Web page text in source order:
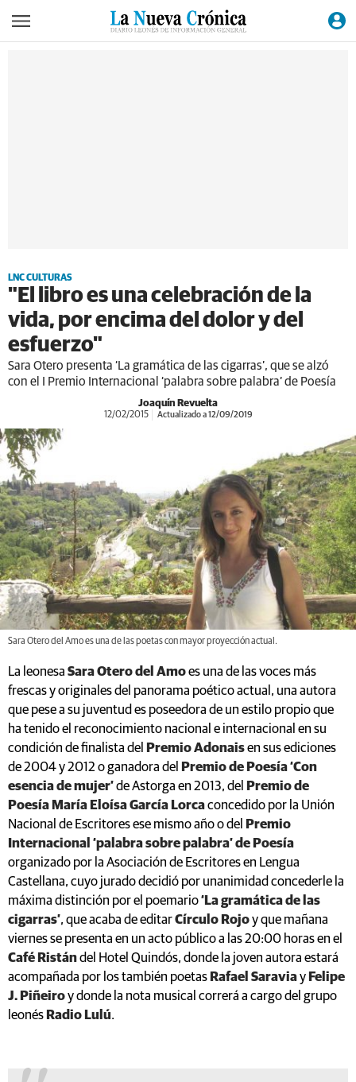
LNC CULTURAS
"El libro es una celebración de la
vida, por encima del dolor y del
esfuerzo"
Sara Otero presenta ‘La gramática de las cigarras’, que se alzó
con el I Premio Internacional ‘palabra sobre palabra’ de Poesía
Joaquín Revuelta
12/02/2015 Actualizado a 12/09/2019
Sara Otero del Amo es una de las poetas con mayor proyección actual.
La leonesa Sara Otero del Amoes una de las voces más
frescas y originales del panorama poético actual, una autora
que pese a su juventud es poseedora de un estilo propio que
ha tenido el reconocimiento nacional e internacional en su
condición de finalista del
Premio Adonaisen sus ediciones
de 2004 y 2012 o ganadora del
Premio de Poesía ‘Con
esencia de mujer’de Astorga en 2013, del
Premio de
Poesía María Eloísa García Lorcaconcedido por la Unión
Nacional de Escritores ese mismo año o del
Premio
Internacional ‘palabra sobre palabra’ de Poesía
organizado por la Asociación de Escritores en Lengua
Castellana, cuyo jurado decidió por unanimidad concederle la
máxima distinción por el poemario‘La gramática de las
cigarras’, que acaba de editarCírculo Rojoy que mañana
viernes se presenta en un acto público a las 20:00 horas en el
Café Ristándel Hotel Quindós, donde la joven autora estará
acompañada por los también poetas Rafael Saraviay Felipe
J. Piñeiroy donde la nota musical correrá a cargo del grupo
leonés Radio Lulú.